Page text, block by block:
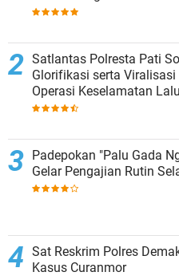
pada Masa Reses
Satlantas Polresta Pati
Glorifikasi serta Viralisasi
Operasi Keselamatan
2024
Padepokan "Palu Gada
Gelar Pengajian Rutin
Sat Reskrim Polres
Kasus Curanmor